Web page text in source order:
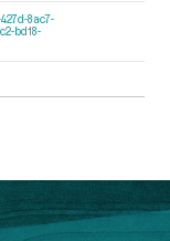
8ac7-
bd18-